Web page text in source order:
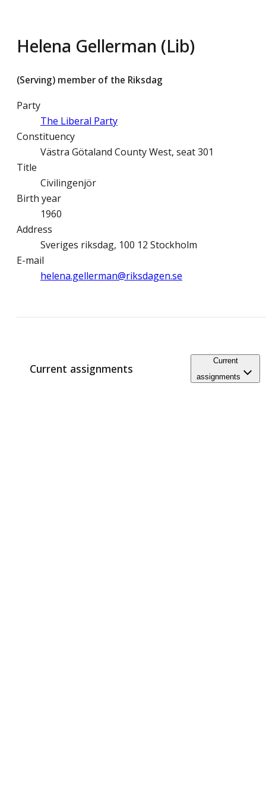
Helena Gellerman (Lib)
(Serving) member of the Riksdag
Party
The Liberal Party
Constituency
Västra Götaland County West, seat 301
Title
Civilingenjör
Birth year
1960
Address
Sveriges riksdag, 100 12 Stockholm
E-mail
helena.gellerman@­riksdagen.se
Current assignments
Current
assignments